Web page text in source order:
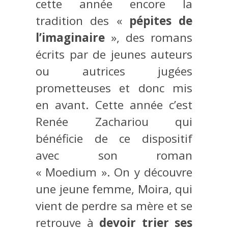
cette année encore la
tradition des « pépites de
l’imaginaire », des romans
écrits par de jeunes auteurs
ou autrices jugées
prometteuses et donc mis
en avant. Cette année c’est
Renée Zachariou qui
bénéficie de ce dispositif
avec son roman
« Moedium ». On y découvre
une jeune femme, Moira, qui
vient de perdre sa mère et se
retrouve à devoir trier ses